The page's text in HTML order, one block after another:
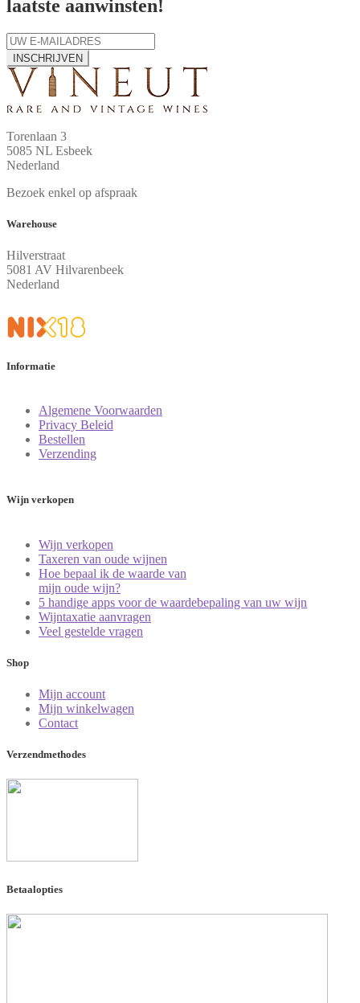
laatste aanwinsten!
INSCHRIJVEN
Torenlaan 3
5085 NL Esbeek
Nederland
Bezoek enkel op afspraak
Warehouse
Hilverstraat
5081 AV Hilvarenbeek
Nederland
Informatie
Algemene Voorwaarden
Privacy Beleid
Bestellen
Verzending
Wijn verkopen
Wijn verkopen
Taxeren van oude wijnen
Hoe bepaal ik de waarde van
mijn oude wijn?
5 handige apps voor de waardebepaling van uw wijn
Wijntaxatie aanvragen
Veel gestelde vragen
Shop
Mijn account
Mijn winkelwagen
Contact
Verzendmethodes
Betaalopties